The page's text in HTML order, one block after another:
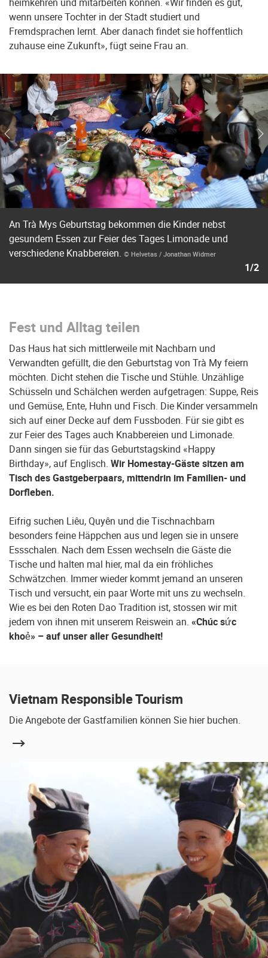
wenn unsere Tochter in der Stadt studiert und
Fremdsprachen lernt. Aber danach findet sie hoffentlich
zuhause eine Zukunft», fügt seine Frau an.
An Trà Mys Geburtstag bekommen die Kinder nebst
gesundem Essen zur Feier des Tages Limonade und
verschiedene Knabbereien. © Helvetas / Jonathan Widmer
1/2
Fest und Alltag teilen
Das Haus hat sich mittlerweile mit Nachbarn und
Verwandten gefüllt, die den Geburtstag von Trà My feiern
möchten. Dicht stehen die Tische und Stühle. Unzählige
Schüsseln und Schälchen werden aufgetragen: Suppe, Reis
und Gemüse, Ente, Huhn und Fisch. Die Kinder versammeln
sich auf einer Decke auf dem Fussboden. Für sie gibt es
zur Feier des Tages auch Knabbereien und Limonade.
Dann singen sie für das Geburtstagskind «Happy
Birthday», auf Englisch. Wir Homestay-Gäste sitzen am
Tisch des Gastgeberpaars, mittendrin im Familien- und
Dorfleben.
Eifrig suchen Liêu, Quyên und die Tischnachbarn
besonders feine Häppchen aus und legen sie in unsere
Essschalen. Nach dem Essen wechseln die Gäste die
Tische und halten mal hier, mal da ein fröhliches
Schwätzchen. Immer wieder kommt jemand an unseren
Tisch und versucht, ein paar Worte mit uns zu wechseln.
Wie es bei den Roten Dao Tradition ist, stossen wir mit
jedem von ihnen mit unserem Reiswein an. «Chúc sức
khoẻ» – auf unser aller Gesundheit!
Vietnam Responsible Tourism
Die Angebote der Gastfamilien können Sie hier buchen.